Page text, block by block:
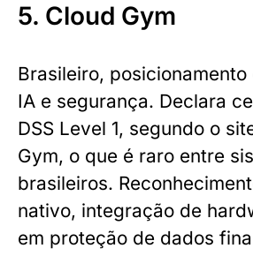
5. Cloud Gym
Brasileiro,
IA e segurança. Declara
DSS Level 1, segundo o
Gym, o que é raro entre
brasileiros.
nativo, integração de
em proteção de dados